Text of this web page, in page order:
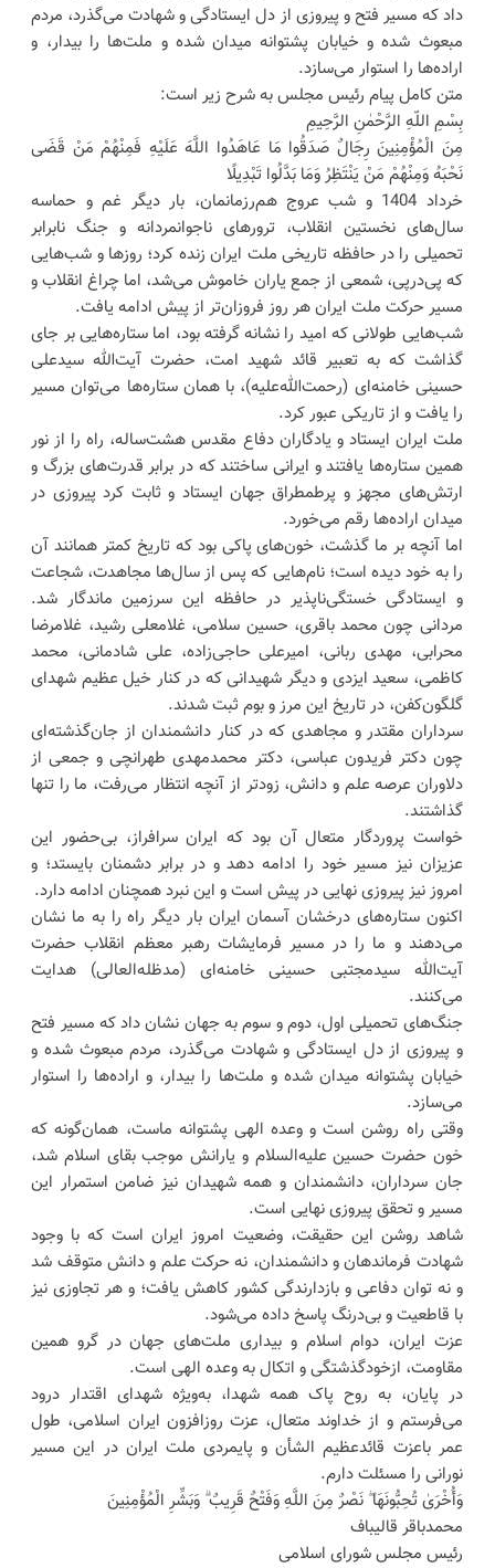
داد که مسیر فتح و پیروزی از دل ایستادگی و شهادت می‌گذرد، مردم
مبعوث شده و خیابان پشتوانه میدان شده و ملت‌ها را بیدار، و
اراده‌ها را استوار می‌سازد.
متن کامل پیام رئیس مجلس به شرح زیر است:
بِسْمِ اللّهِ الرَّحْمٰنِ الرَّحِیمِ
مِنَ الْمُؤْمِنِینَ رِجَالٌ صَدَقُوا مَا عَاهَدُوا اللَّهَ عَلَیْهِ فَمِنْهُمْ مَنْ قَضَى
نَحْبَهُ وَمِنْهُمْ مَنْ یَنْتَظِرُ وَمَا بَدَّلُوا تَبْدِیلًا
خرداد 1404 و شب عروج هم‌رزمانمان، بار دیگر غم و حماسه
سال‌های نخستین انقلاب، ترورهای ناجوانمردانه و جنگ نابرابر
تحمیلی را در حافظه تاریخی ملت ایران زنده کرد؛ روزها و شب‌هایی
که پی‌درپی، شمعی از جمع یاران خاموش می‌شد، اما چراغ انقلاب و
مسیر حرکت ملت ایران هر روز فروزان‌تر از پیش ادامه یافت.
شب‌هایی طولانی که امید را نشانه گرفته بود، اما ستاره‌هایی بر جای
گذاشت که به تعبیر قائد شهید امت، حضرت آیت‌الله سیدعلی
حسینی خامنه‌ای (رحمت‌الله‌علیه)، با همان ستاره‌ها می‌توان مسیر
را یافت و از تاریکی عبور کرد.
ملت ایران ایستاد و یادگاران دفاع مقدس هشت‌ساله، راه را از نور
همین ستاره‌ها یافتند و ایرانی ساختند که در برابر قدرت‌های بزرگ و
ارتش‌های مجهز و پرطمطراق جهان ایستاد و ثابت کرد پیروزی در
میدان اراده‌ها رقم می‌خورد.
اما آنچه بر ما گذشت، خون‌های پاکی بود که تاریخ کمتر همانند آن
را به خود دیده است؛ نام‌هایی که پس از سال‌ها مجاهدت، شجاعت
و ایستادگی خستگی‌ناپذیر در حافظه این سرزمین ماندگار شد.
مردانی چون محمد باقری، حسین سلامی، غلامعلی رشید، غلامرضا
محرابی، مهدی ربانی، امیرعلی حاجی‌زاده، علی شادمانی، محمد
کاظمی، سعید ایزدی و دیگر شهیدانی که در کنار خیل عظیم شهدای
گلگون‌کفن، در تاریخ این مرز و بوم ثبت شدند.
سرداران مقتدر و مجاهدی که در کنار دانشمندان از جان‌گذشته‌ای
چون دکتر فریدون عباسی، دکتر محمدمهدی طهرانچی و جمعی از
دلاوران عرصه علم و دانش، زودتر از آنچه انتظار می‌رفت، ما را تنها
گذاشتند.
خواست پروردگار متعال آن بود که ایران سرافراز، بی‌حضور این
عزیزان نیز مسیر خود را ادامه دهد و در برابر دشمنان بایستد؛ و
امروز نیز پیروزی نهایی در پیش است و این نبرد همچنان ادامه دارد.
اکنون ستاره‌های درخشان آسمان ایران بار دیگر راه را به ما نشان
می‌دهند و ما را در مسیر فرمایشات رهبر معظم انقلاب حضرت
آیت‌الله سیدمجتبی حسینی خامنه‌ای (مدظله‌العالی) هدایت
می‌کنند.
جنگ‌های تحمیلی اول، دوم و سوم به جهان نشان داد که مسیر فتح
و پیروزی از دل ایستادگی و شهادت می‌گذرد، مردم مبعوث شده و
خیابان پشتوانه میدان شده و ملت‌ها را بیدار، و اراده‌ها را استوار
می‌سازد.
وقتی راه روشن است و وعده الهی پشتوانه ماست، همان‌گونه که
خون حضرت حسین علیه‌السلام و یارانش موجب بقای اسلام شد،
جان سرداران، دانشمندان و همه شهیدان نیز ضامن استمرار این
مسیر و تحقق پیروزی نهایی است.
شاهد روشن این حقیقت، وضعیت امروز ایران است که با وجود
شهادت فرماندهان و دانشمندان، نه حرکت علم و دانش متوقف شد
و نه توان دفاعی و بازدارندگی کشور کاهش یافت؛ و هر تجاوزی نیز
با قاطعیت و بی‌درنگ پاسخ داده می‌شود.
عزت ایران، دوام اسلام و بیداری ملت‌های جهان در گرو همین
مقاومت، ازخودگذشتگی و اتکال به وعده الهی است.
در پایان، به روح پاک همه شهدا، به‌ویژه شهدای اقتدار درود
می‌فرستم و از خداوند متعال، عزت روزافزون ایران اسلامی، طول
عمر باعزت قائدعظیم الشأن و پایمردی ملت ایران در این مسیر
نورانی را مسئلت دارم.
وَأُخْرَىٰ تُحِبُّونَهَا ۖ نَصْرٌ مِنَ اللَّهِ وَفَتْحٌ قَرِیبٌ ۗ وَبَشِّرِ الْمُؤْمِنِینَ
محمدباقر قالیباف
رئیس مجلس شورای اسلامی